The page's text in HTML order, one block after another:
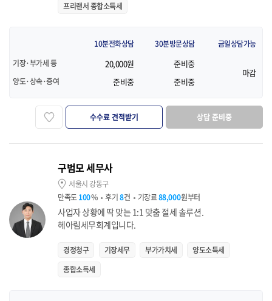
프리랜서 종합소득세
10분전화상담 30분방문상담
금일상담가능
기장·부가세 등
20,000원 준비중
마감
양도·상속·증여 준비중 준비중
즐겨찾기
수수료 견적받기 상담 준비중
구범모 세무사
서울시 강동구
만족도100% 후기8건 기장료88,000원부터
사업자 상황에 딱 맞는 1:1 맞춤 절세 솔루션.
헤아림세무회계입니다.
경정청구 기장세무 부가가치세
양도소득세
종합소득세